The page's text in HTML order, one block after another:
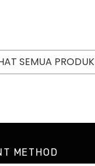
SEMUA PRODUK
METHOD